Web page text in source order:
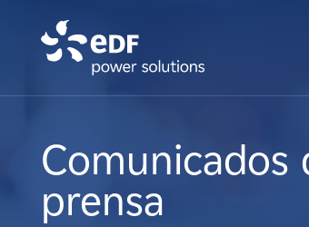
Qué hacemos
Comunicados
prensa